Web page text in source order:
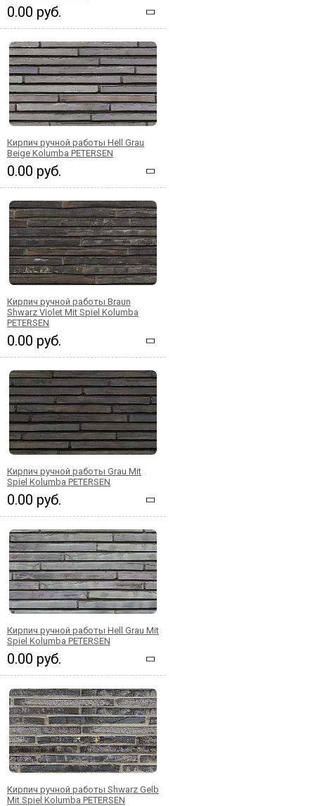
0.00 руб.
Кирпич ручной работы Hell Grau
Beige Kolumba PETERSEN
0.00 руб.
Кирпич ручной работы Braun
Shwarz Violet Mit Spiel Kolumba
PETERSEN
0.00 руб.
Кирпич ручной работы Grau Mit
Spiel Kolumba PETERSEN
0.00 руб.
Кирпич ручной работы Hell Grau Mit
Spiel Kolumba PETERSEN
0.00 руб.
Кирпич ручной работы Shwarz Gelb
Mit Spiel Kolumba PETERSEN